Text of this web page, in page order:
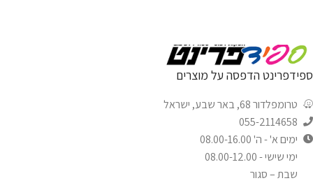
ספידפרינט הדפסה על מוצרים
טרומפלדור 68, באר שבע, ישראל
055-2114658
ימים א' - ה' 08.00-16.00
ימי שישי - 08.00-12.00
שבת – סגור